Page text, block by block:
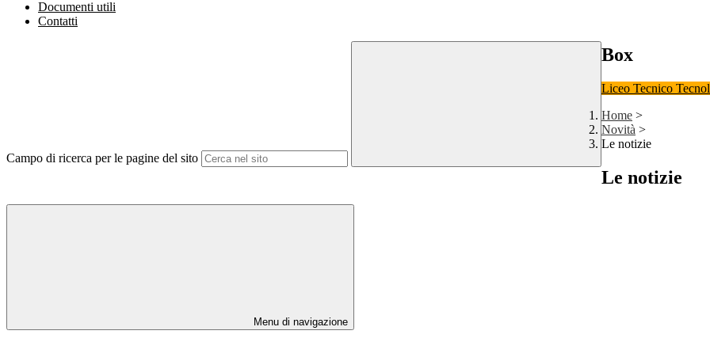
Documenti utili
Contatti
Campo di ricerca per le pagine del sito
Box
Liceo Tecnico
Home >
Novità >
Le notizie
Le notizie
Menu di navigazione